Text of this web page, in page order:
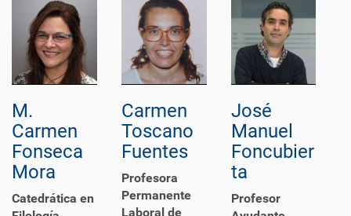
M.
Carmen
Fonseca
Mora
Catedrática en
Carmen
Toscano
Fuentes
Profesora
Permanente
Laboral de
José
Manuel
Foncubier
ta
Profesor